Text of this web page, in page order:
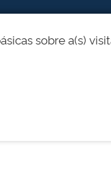
sobre a(s)